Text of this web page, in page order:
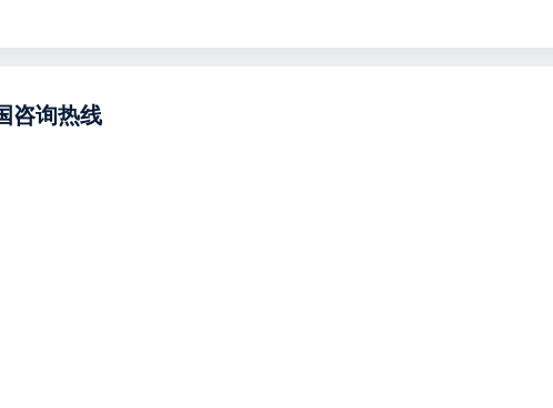
咨询热线